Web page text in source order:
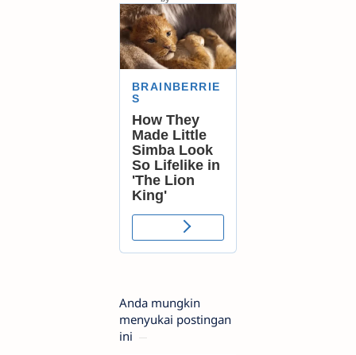
Anda mungkin
menyukai postingan
ini